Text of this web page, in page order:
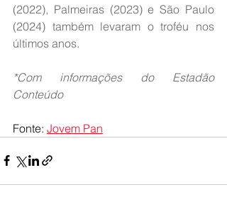
(2022), Palmeiras (2023) e São Paulo
(2024) também levaram o troféu nos
últimos anos.
*Com informações do Estadão
Conteúdo
Fonte: Jovem Pan